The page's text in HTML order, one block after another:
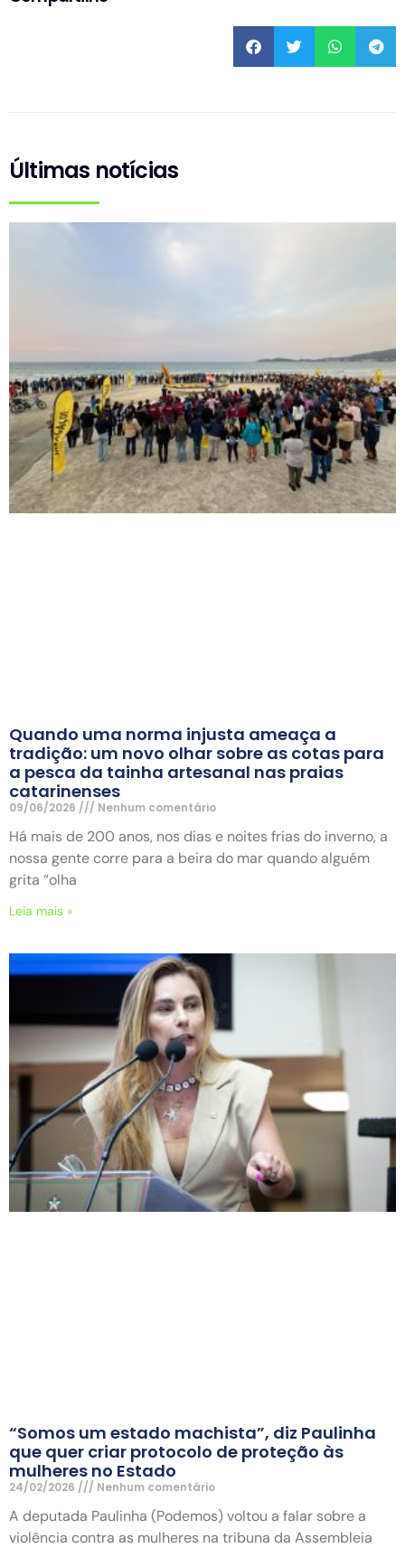
Últimas notícias
Quando uma norma injusta ameaça a
tradição: um novo olhar sobre as cotas para
a pesca da tainha artesanal nas praias
catarinenses
09/06/2026 Nenhum comentário
Há mais de 200 anos, nos dias e noites frias do inverno, a
nossa gente corre para a beira do mar quando alguém
grita “olha
Leia mais »
“Somos um estado machista”, diz Paulinha
que quer criar protocolo de proteção às
mulheres no Estado
24/02/2026 Nenhum comentário
A deputada Paulinha (Podemos) voltou a falar sobre a
violência contra as mulheres na tribuna da Assembleia